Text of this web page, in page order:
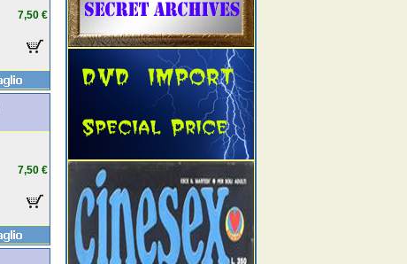
7,50 €
7,50 €